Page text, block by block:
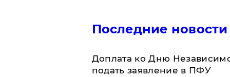
Последние новости
Доплата ко Дню
подать заявление в ПФУ